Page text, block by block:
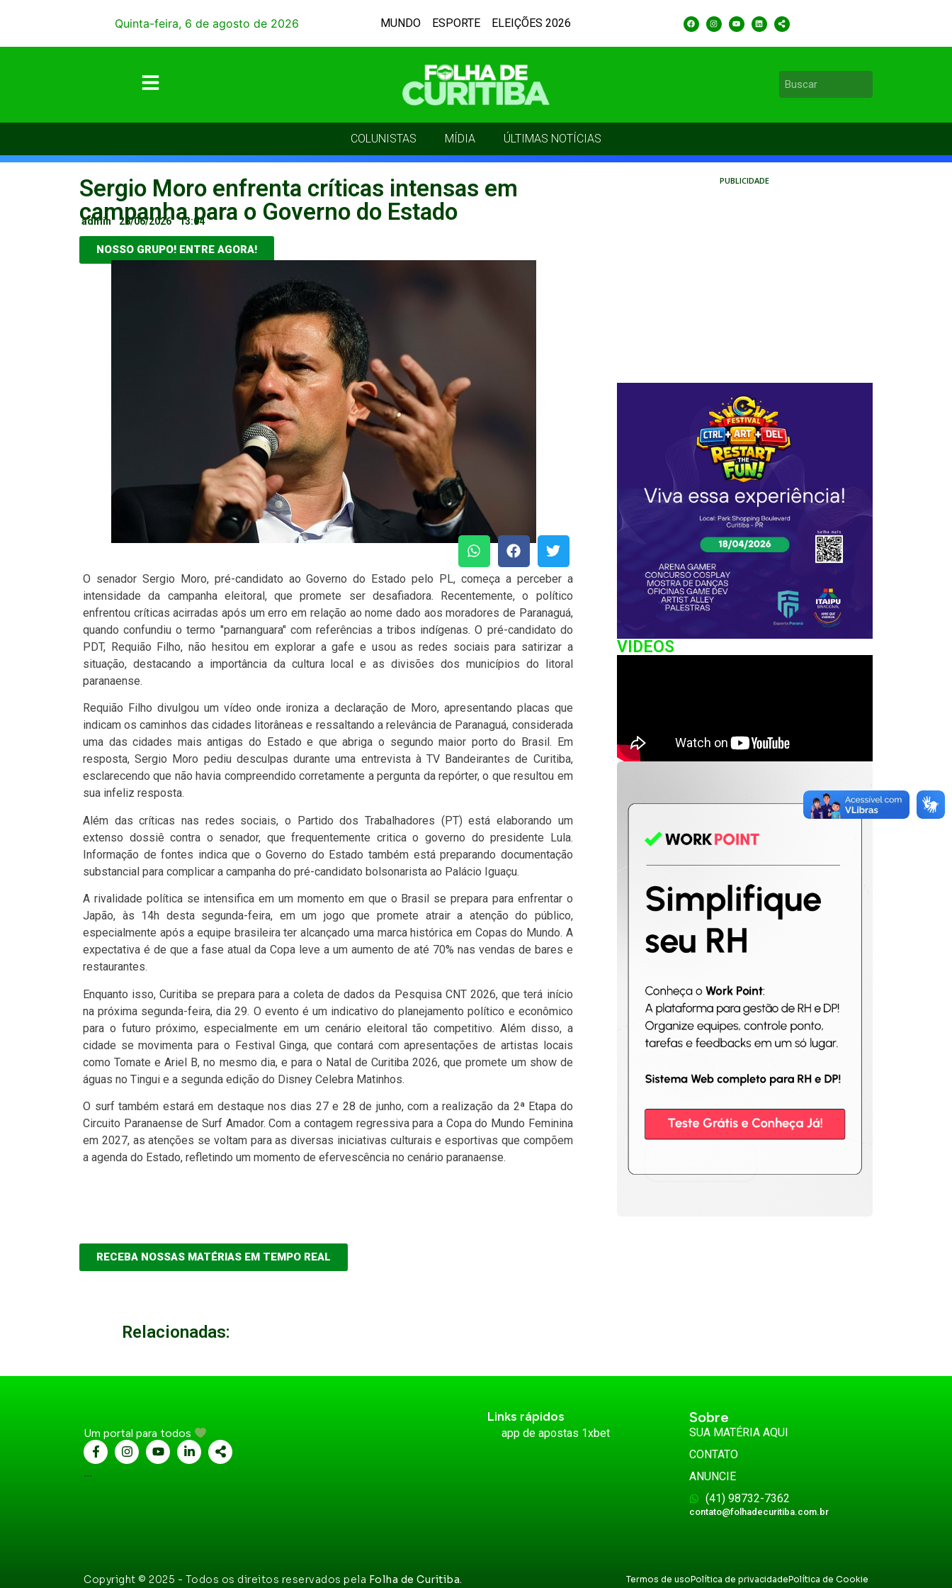
Quinta-feira, 6 de agosto de 2026 MUNDO ESPORTE ELEIÇÕES 2026
COLUNISTAS MÍDIA ÚLTIMAS NOTÍCIAS
Sergio Moro enfrenta críticas intensas em
campanha para o Governo do Estado
admin 28/06/2026 13:04
NOSSO GRUPO! ENTRE AGORA!
O senador Sergio Moro, pré-candidato ao Governo do Estado pelo PL, começa a perceber a
intensidade da campanha eleitoral, que promete ser desafiadora. Recentemente, o político
enfrentou críticas acirradas após um erro em relação ao nome dado aos moradores de Paranaguá,
quando confundiu o termo "parnanguara" com referências a tribos indígenas. O pré-candidato do
PDT, Requião Filho, não hesitou em explorar a gafe e usou as redes sociais para satirizar a
situação, destacando a importância da cultura local e as divisões dos municípios do litoral
paranaense.
Requião Filho divulgou um vídeo onde ironiza a declaração de Moro, apresentando placas que
indicam os caminhos das cidades litorâneas e ressaltando a relevância de Paranaguá, considerada
uma das cidades mais antigas do Estado e que abriga o segundo maior porto do Brasil. Em
resposta, Sergio Moro pediu desculpas durante uma entrevista à TV Bandeirantes de Curitiba,
esclarecendo que não havia compreendido corretamente a pergunta da repórter, o que resultou em
sua infeliz resposta.
Além das críticas nas redes sociais, o Partido dos Trabalhadores (PT) está elaborando um
extenso dossiê contra o senador, que frequentemente critica o governo do presidente Lula.
Informação de fontes indica que o Governo do Estado também está preparando documentação
substancial para complicar a campanha do pré-candidato bolsonarista ao Palácio Iguaçu.
A rivalidade política se intensifica em um momento em que o Brasil se prepara para enfrentar o
Japão, às 14h desta segunda-feira, em um jogo que promete atrair a atenção do público,
especialmente após a equipe brasileira ter alcançado uma marca histórica em Copas do Mundo. A
expectativa é de que a fase atual da Copa leve a um aumento de até 70% nas vendas de bares e
restaurantes.
Enquanto isso, Curitiba se prepara para a coleta de dados da Pesquisa CNT 2026, que terá início
na próxima segunda-feira, dia 29. O evento é um indicativo do planejamento político e econômico
para o futuro próximo, especialmente em um cenário eleitoral tão competitivo. Além disso, a
cidade se movimenta para o Festival Ginga, que contará com apresentações de artistas locais
como Tomate e Ariel B, no mesmo dia, e para o Natal de Curitiba 2026, que promete um show de
águas no Tingui e a segunda edição do Disney Celebra Matinhos.
O surf também estará em destaque nos dias 27 e 28 de junho, com a realização da 2ª Etapa do
Circuito Paranaense de Surf Amador. Com a contagem regressiva para a Copa do Mundo Feminina
em 2027, as atenções se voltam para as diversas iniciativas culturais e esportivas que compõem
a agenda do Estado, refletindo um momento de efervescência no cenário paranaense.
RECEBA NOSSAS MATÉRIAS EM TEMPO REAL
PUBLICIDADE
VIDEOS
Relacionadas:
Um portal para todos
...
Links rápidos
app de apostas 1xbet
Sobre
SUA MATÉRIA AQUI
CONTATO
ANUNCIE
(41) 98732-7362
contato@folhadecuritiba.com.br
Copyright © 2025 - Todos os direitos reservados pela Folha de Curitiba. Termos de usoPolítica de privacidadePolítica de Cookie